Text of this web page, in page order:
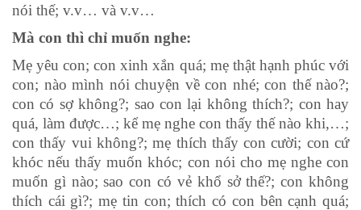
nói thế; v.v… và v.v…
Mà con thì chỉ muốn nghe:
Mẹ yêu con; con xinh xắn quá; mẹ thật hạnh phúc với
con; nào mình nói chuyện về con nhé; con thế nào?;
con có sợ không?; sao con lại không thích?; con hay
quá, làm được…; kể mẹ nghe con thấy thế nào khi,…;
con thấy vui không?; mẹ thích thấy con cười; con cứ
khóc nếu thấy muốn khóc; con nói cho mẹ nghe con
muốn gì nào; sao con có vẻ khổ sở thế?; con không
thích cái gì?; mẹ tin con; thích có con bên cạnh quá;